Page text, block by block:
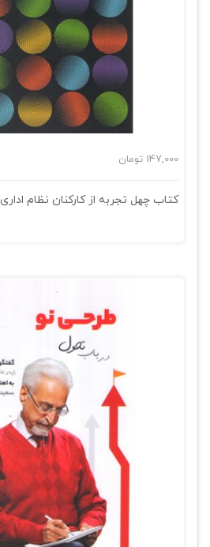
147,000 تومان
کتاب چهل تجربه از کارکنان نظام اداری